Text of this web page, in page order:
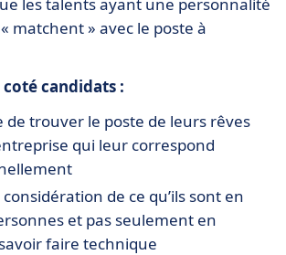
matchent » avec le poste à
candidats :
de trouver le poste de leurs rêves
qui leur correspond
de ce qu’ils sont en
et pas seulement en
faire technique